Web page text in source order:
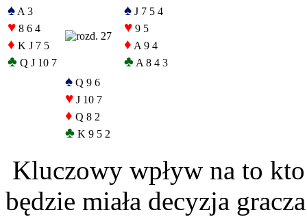
♠ A 3
♥ 8 6 4
♦ K J 7 5
♣ Q J 10 7
♠ J 7 5 4
♥ 9 5
♦ A 9 4
♣ A 8 4 3
♠ Q 9 6
♥ J 10 7
♦ Q 8 2
♣ K 9 5 2
Kluczowy wpływ na to
będzie miała decyzja